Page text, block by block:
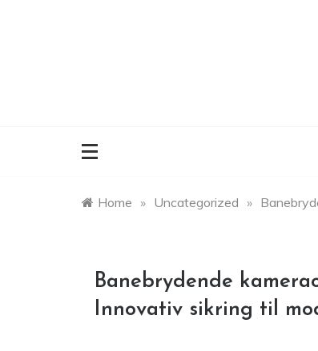
Home » Uncategorized »
Banebrydende
Innovativ sikring til